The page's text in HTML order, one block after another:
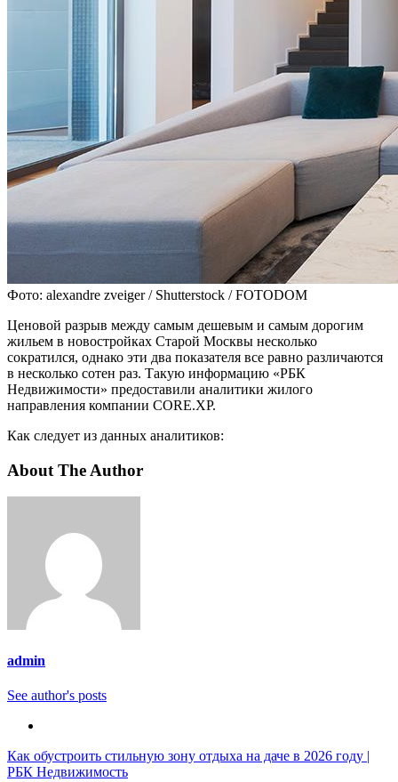
Фото: alexandre zveiger / Shutterstock / FOTODOM
Ценовой разрыв между самым дешевым и самым дорогим
жильем в новостройках Старой Москвы несколько
сократился, однако эти два показателя все равно различаются
в несколько сотен раз. Такую информацию «РБК
Недвижимости» предоставили аналитики жилого
направления компании CORE.XP⁠.
Как следует из данных аналитиков:
About The Author
admin
See author's posts
Навигация
Как обустроить стильную зону отдыха на даче в 2026 году |
РБК Недвижимость